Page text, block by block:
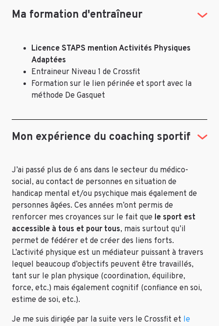
Ma formation d'entraîneur
Licence STAPS mention Activités Physiques
Adaptées
Entraineur Niveau 1 de Crossfit
Formation sur le lien périnée et sport avec la
méthode De Gasquet
Mon expérience du coaching sportif
J’ai passé plus de 6 ans dans le secteur du médico-
social, au contact de personnes en situation de
handicap mental et/ou psychique mais également de
personnes âgées. Ces années m’ont permis de
renforcer mes croyances sur le fait que le sport est
accessible à tous et pour tous, mais surtout qu’il
permet de fédérer et de créer des liens forts.
L’activité physique est un médiateur puissant à travers
lequel beaucoup d’objectifs peuvent être travaillés,
tant sur le plan physique (coordination, équilibre,
force, etc.) mais également cognitif (confiance en soi,
estime de soi, etc.).
Je me suis dirigée par la suite vers le Crossfit et le